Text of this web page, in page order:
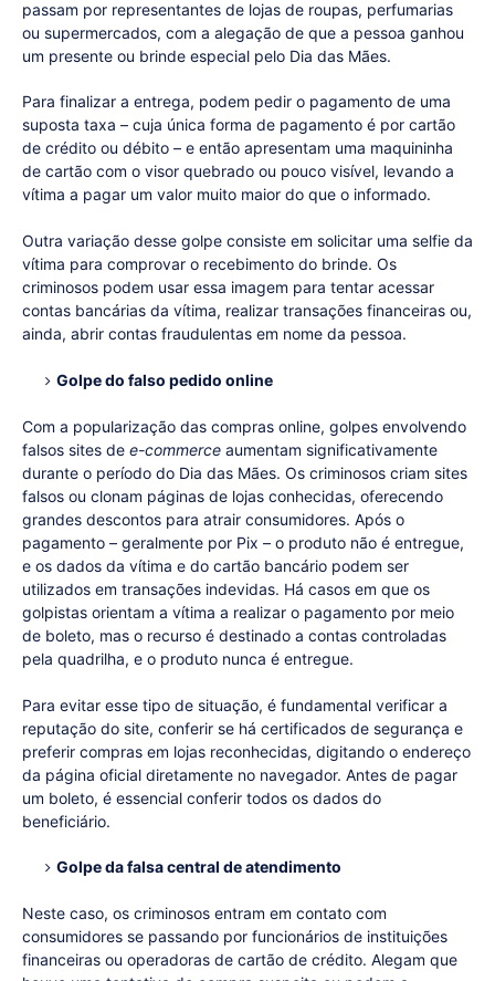
passam por representantes de lojas de roupas, perfumarias
ou supermercados, com a alegação de que a pessoa ganhou
um presente ou brinde especial pelo Dia das Mães.
Para finalizar a entrega, podem pedir o pagamento de uma
suposta taxa – cuja única forma de pagamento é por cartão
de crédito ou débito – e então apresentam uma maquininha
de cartão com o visor quebrado ou pouco visível, levando a
vítima a pagar um valor muito maior do que o informado.
Outra variação desse golpe consiste em solicitar uma selfie da
vítima para comprovar o recebimento do brinde. Os
criminosos podem usar essa imagem para tentar acessar
contas bancárias da vítima, realizar transações financeiras ou,
ainda, abrir contas fraudulentas em nome da pessoa.
Golpe do falso pedido online
Com a popularização das compras online, golpes envolvendo
falsos sites de e-commerce aumentam significativamente
durante o período do Dia das Mães. Os criminosos criam sites
falsos ou clonam páginas de lojas conhecidas, oferecendo
grandes descontos para atrair consumidores. Após o
pagamento – geralmente por Pix – o produto não é entregue,
e os dados da vítima e do cartão bancário podem ser
utilizados em transações indevidas. Há casos em que os
golpistas orientam a vítima a realizar o pagamento por meio
de boleto, mas o recurso é destinado a contas controladas
pela quadrilha, e o produto nunca é entregue.
Para evitar esse tipo de situação, é fundamental verificar a
reputação do site, conferir se há certificados de segurança e
preferir compras em lojas reconhecidas, digitando o endereço
da página oficial diretamente no navegador. Antes de pagar
um boleto, é essencial conferir todos os dados do
beneficiário.
Golpe da falsa central de atendimento
Neste caso, os criminosos entram em contato com
consumidores se passando por funcionários de instituições
financeiras ou operadoras de cartão de crédito. Alegam que